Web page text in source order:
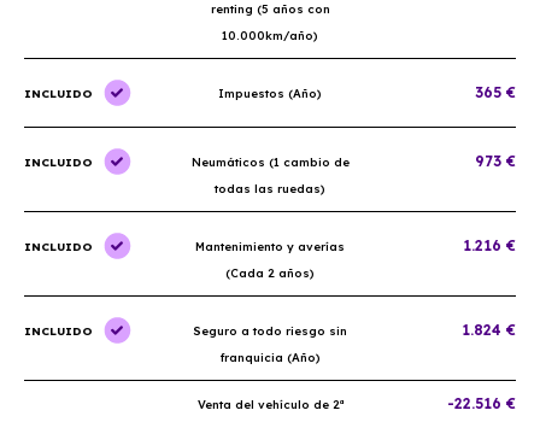
renting (5 años con
10.000km/año)
INCLUIDO Impuestos (Año) 365 €
INCLUIDO
Neumáticos (1 cambio de
todas las ruedas)
973 €
INCLUIDO
Mantenimiento y averías
(Cada 2 años)
1.216 €
INCLUIDO
Seguro a todo riesgo sin
franquicia (Año)
1.824 €
Venta del vehículo de 2ª -22.516 €